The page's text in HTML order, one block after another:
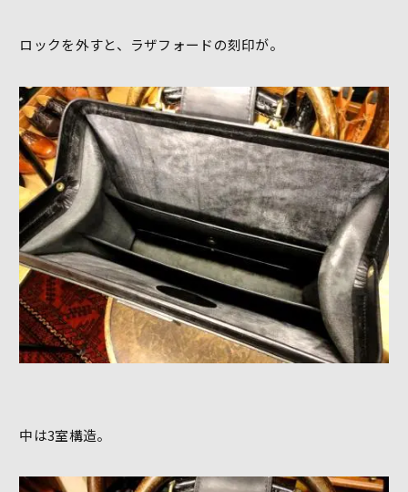
ロックを外すと、ラザフォードの刻印が。
中は3室構造。